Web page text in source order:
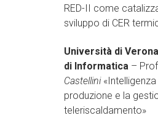
RED-II come
sviluppo di CER
Università di
di Informatica – Prof.
Castellini
produzione e la
teleriscaldamento»